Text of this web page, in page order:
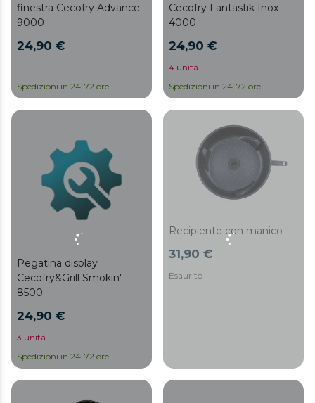
finestra Cecofry Advance
9000
24,90 €
Spedizioni in 24-72 ore
Cecofry Fantastik Inox
4000
24,90 €
4 unità
Spedizioni in 24-72 ore
Pegatina display
Cecofry&Grill Smokin'
8500
24,90 €
3 unità
Spedizioni in 24-72 ore
Recipiente con manico
31,90 €
Esaurito